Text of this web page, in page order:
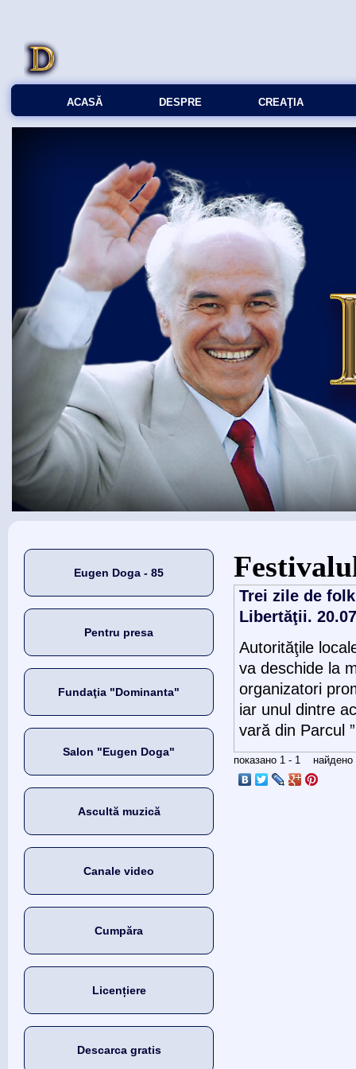
ACASĂ DESPRE CREAŢIA
Eugen Doga - 85
Pentru presa
Fundaţia "Dominanta"
Salon "Eugen Doga"
Ascultă muzică
Canale video
Cumpăra
Licențiere
Descarca gratis
Eşti aici
Trei zile de
Libertăţii.
Autorităţile
va deschide la
organizatori
iar unul dintre
vară din Parcul
показано 1 - 1 найдено